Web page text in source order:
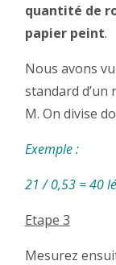
quantité de
papier peint.
Nous avons
standard d’un
M. On divise
Exemple :
21 / 0,53 = 40
Etape 3
Mesurez